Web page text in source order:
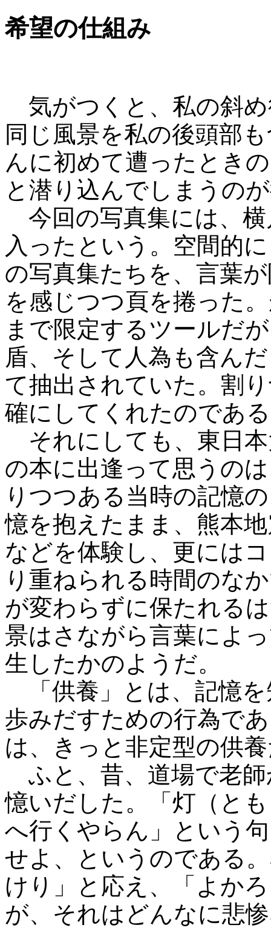
希望の仕組み
気がつくと、私の斜
同じ風景を私の後頭部
んに初めて遭ったとき
と潜り込んでしまうの
今回の写真集には、横
入ったという。空間的
の写真集たちを、言葉
を感じつつ頁を捲った
まで限定するツールだ
盾、そして人為も含ん
て抽出されていた。割
確にしてくれたのであ
それにしても、東日
の本に出逢って思うの
りつつある当時の記憶
憶を抱えたまま、熊本
などを体験し、更には
り重ねられる時間のな
が変わらずに保たれる
景はさながら言葉によ
生したかのようだ。
「供養」とは、記憶
歩みだすための行為で
は、きっと非定型の供
ふと、昔、道場で老
憶いだした。「灯（と
へ行くやらん」という
せよ、というのである
けり」と応え、「よか
が、それはどんなに悲